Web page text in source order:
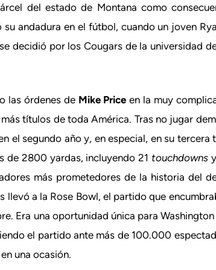
del estado de Montana como
andadura en el fútbol, cuando un joven
decidió por los Cougars de la universidad
las órdenes de Mike Price en la muy
títulos de toda América. Tras no jugar
el segundo año y, en especial, en su
de 2800 yardas, incluyendo 21 touchdowns
más prometedores de la historia del
llevó a la Rose Bowl, el partido que
Era una oportunidad única para
el partido ante más de 100.000
una ocasión.